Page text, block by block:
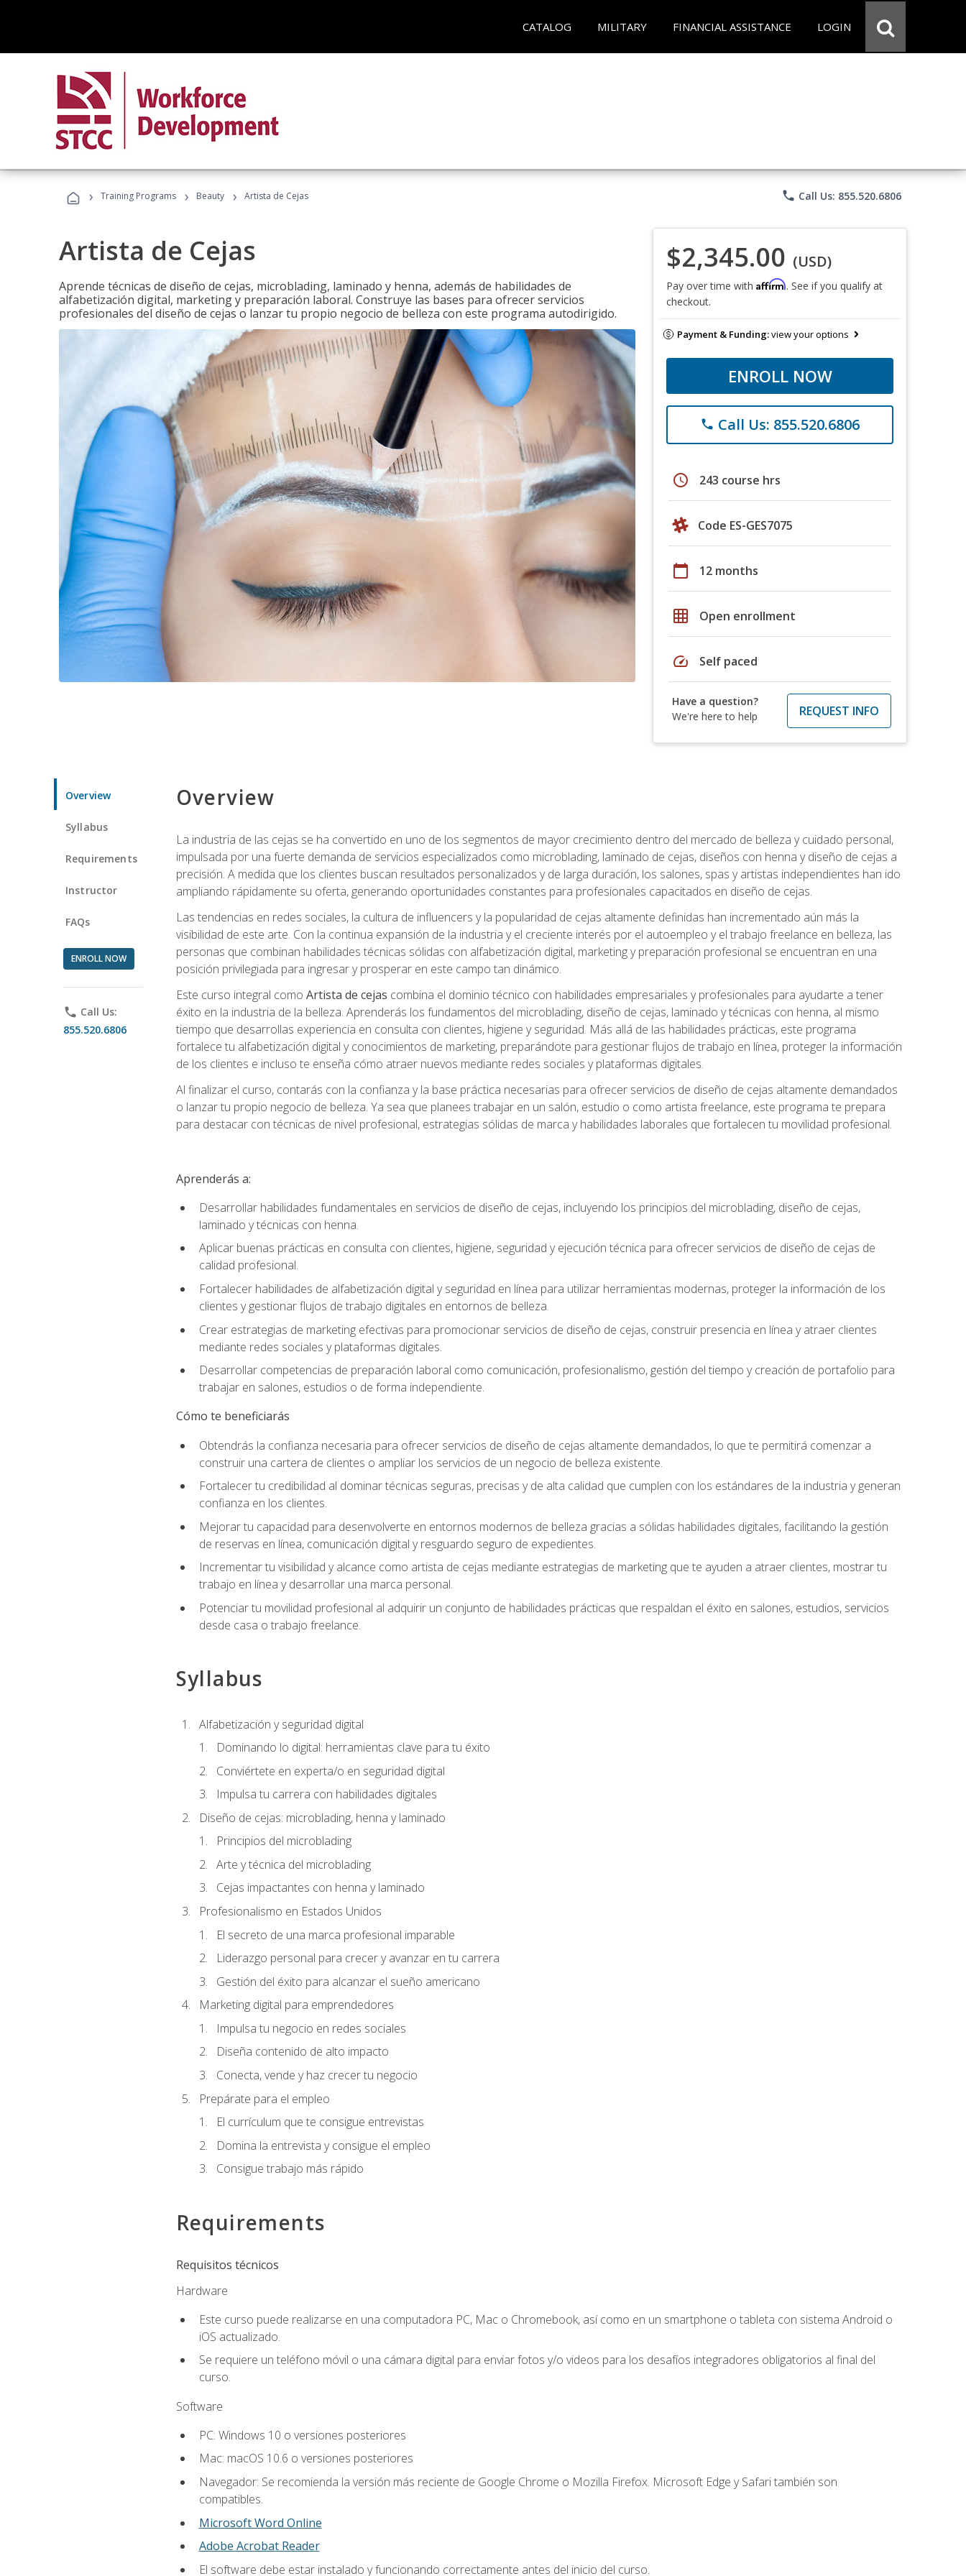
CATALOG MILITARY FINANCIAL ASSISTANCE LOGIN
› Training Programs › Beauty › Artista de Cejas phone Call Us: 855.520.6806
Artista de Cejas
Aprende técnicas de diseño de cejas, microblading, laminado y henna, además de habilidades de
alfabetización digital, marketing y preparación laboral. Construye las bases para ofrecer servicios
profesionales del diseño de cejas o lanzar tu propio negocio de belleza con este programa autodirigido.
$2,345.00 (USD)
Pay over time with Affirm. See if you qualify at
checkout.
Payment & Funding:view your options
ENROLL NOW
phone Call Us: 855.520.6806
schedule 243 course hrs
Code ES-GES7075
calendar_today 12 months
grid_on Open enrollment
speed Self paced
Have a question?
We're here to help
REQUEST INFO
Overview
Syllabus
Requirements
Instructor
FAQs
ENROLL NOW
phone Call Us:
855.520.6806
Overview
La industria de las cejas se ha convertido en uno de los segmentos de mayor crecimiento dentro del mercado de belleza y cuidado personal,
impulsada por una fuerte demanda de servicios especializados como microblading, laminado de cejas, diseños con henna y diseño de cejas a
precisión. A medida que los clientes buscan resultados personalizados y de larga duración, los salones, spas y artistas independientes han ido
ampliando rápidamente su oferta, generando oportunidades constantes para profesionales capacitados en diseño de cejas.
Las tendencias en redes sociales, la cultura de influencers y la popularidad de cejas altamente definidas han incrementado aún más la
visibilidad de este arte. Con la continua expansión de la industria y el creciente interés por el autoempleo y el trabajo freelance en belleza, las
personas que combinan habilidades técnicas sólidas con alfabetización digital, marketing y preparación profesional se encuentran en una
posición privilegiada para ingresar y prosperar en este campo tan dinámico.
Este curso integral como Artista de cejas combina el dominio técnico con habilidades empresariales y profesionales para ayudarte a tener
éxito en la industria de la belleza. Aprenderás los fundamentos del microblading, diseño de cejas, laminado y técnicas con henna, al mismo
tiempo que desarrollas experiencia en consulta con clientes, higiene y seguridad. Más allá de las habilidades prácticas, este programa
fortalece tu alfabetización digital y conocimientos de marketing, preparándote para gestionar flujos de trabajo en línea, proteger la información
de los clientes e incluso te enseña cómo atraer nuevos mediante redes sociales y plataformas digitales.
Al finalizar el curso, contarás con la confianza y la base práctica necesarias para ofrecer servicios de diseño de cejas altamente demandados
o lanzar tu propio negocio de belleza. Ya sea que planees trabajar en un salón, estudio o como artista freelance, este programa te prepara
para destacar con técnicas de nivel profesional, estrategias sólidas de marca y habilidades laborales que fortalecen tu movilidad profesional.
Aprenderás a:
Desarrollar habilidades fundamentales en servicios de diseño de cejas, incluyendo los principios del microblading, diseño de cejas,
laminado y técnicas con henna.
Aplicar buenas prácticas en consulta con clientes, higiene, seguridad y ejecución técnica para ofrecer servicios de diseño de cejas de
calidad profesional.
Fortalecer habilidades de alfabetización digital y seguridad en línea para utilizar herramientas modernas, proteger la información de los
clientes y gestionar flujos de trabajo digitales en entornos de belleza.
Crear estrategias de marketing efectivas para promocionar servicios de diseño de cejas, construir presencia en línea y atraer clientes
mediante redes sociales y plataformas digitales.
Desarrollar competencias de preparación laboral como comunicación, profesionalismo, gestión del tiempo y creación de portafolio para
trabajar en salones, estudios o de forma independiente.
Cómo te beneficiarás
Obtendrás la confianza necesaria para ofrecer servicios de diseño de cejas altamente demandados, lo que te permitirá comenzar a
construir una cartera de clientes o ampliar los servicios de un negocio de belleza existente.
Fortalecer tu credibilidad al dominar técnicas seguras, precisas y de alta calidad que cumplen con los estándares de la industria y generan
confianza en los clientes.
Mejorar tu capacidad para desenvolverte en entornos modernos de belleza gracias a sólidas habilidades digitales, facilitando la gestión
de reservas en línea, comunicación digital y resguardo seguro de expedientes.
Incrementar tu visibilidad y alcance como artista de cejas mediante estrategias de marketing que te ayuden a atraer clientes, mostrar tu
trabajo en línea y desarrollar una marca personal.
Potenciar tu movilidad profesional al adquirir un conjunto de habilidades prácticas que respaldan el éxito en salones, estudios, servicios
desde casa o trabajo freelance.
Syllabus
Alfabetización y seguridad digital
Dominando lo digital: herramientas clave para tu éxito
Conviértete en experta/o en seguridad digital
Impulsa tu carrera con habilidades digitales
Diseño de cejas: microblading, henna y laminado
Principios del microblading
Arte y técnica del microblading
Cejas impactantes con henna y laminado
Profesionalismo en Estados Unidos
El secreto de una marca profesional imparable
Liderazgo personal para crecer y avanzar en tu carrera
Gestión del éxito para alcanzar el sueño americano
Marketing digital para emprendedores
Impulsa tu negocio en redes sociales
Diseña contenido de alto impacto
Conecta, vende y haz crecer tu negocio
Prepárate para el empleo
El currículum que te consigue entrevistas
Domina la entrevista y consigue el empleo
Consigue trabajo más rápido
Requirements
Requisitos técnicos
Hardware
Este curso puede realizarse en una computadora PC, Mac o Chromebook, así como en un smartphone o tableta con sistema Android o
iOS actualizado.
Se requiere un teléfono móvil o una cámara digital para enviar fotos y/o videos para los desafíos integradores obligatorios al final del
curso.
Software
PC: Windows 10 o versiones posteriores
Mac: macOS 10.6 o versiones posteriores
Navegador: Se recomienda la versión más reciente de Google Chrome o Mozilla Firefox. Microsoft Edge y Safari también son
compatibles.
Microsoft Word Online
Adobe Acrobat Reader
El software debe estar instalado y funcionando correctamente antes del inicio del curso.